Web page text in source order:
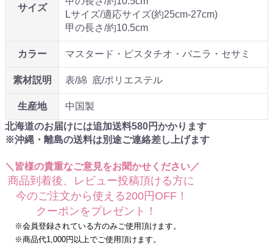
サイズ
Lサイズ/適応サイズ(約25cm-27cm)
甲の長さ/約10.5cm
カラー マスタード・ピスタチオ・バニラ・セサミ
素材説明 表/綿 底/ポリエステル
生産地
中国製
北海道のお届けには追加送料580円かかります
※沖縄・離島の送料は別途ご連絡差し上げます
＼皆様の貴重なご意見をお聞かせください／
商品到着後、レビュー投稿頂ける方に
今のご注文から使える200円OFF！
クーポンをプレゼント！
※会員登録されている方のみご使用頂けます。
※商品代1,000円以上でご使用頂けます。